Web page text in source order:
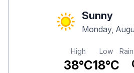
Sunny
Monday,
High
38°C
Low
18°C